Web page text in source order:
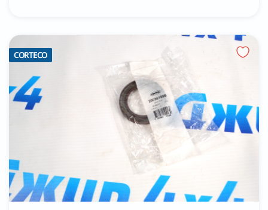
CORTECO